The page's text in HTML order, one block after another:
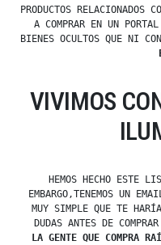
PRODUCTOS
A COMPRAR EN UN
BIENES OCULTOS QUE NI
VIVIMOS
HEMOS HECHO ESTE
EMBARGO,TENEMOS UN
MUY SIMPLE QUE TE
DUDAS ANTES DE
LA GENTE QUE COMPRA